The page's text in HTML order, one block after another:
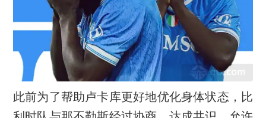
此前为了帮助卢卡库更好地优化身体状态，比